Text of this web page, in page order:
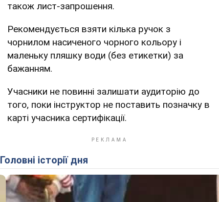
також лист-запрошення.
Рекомендується взяти кілька ручок з
чорнилом насиченого чорного кольору і
маленьку пляшку води (без етикетки) за
бажанням.
Учасники не повинні залишати аудиторію до
того, поки інструктор не поставить позначку в
карті учасника сертифікації.
Головні історії дня